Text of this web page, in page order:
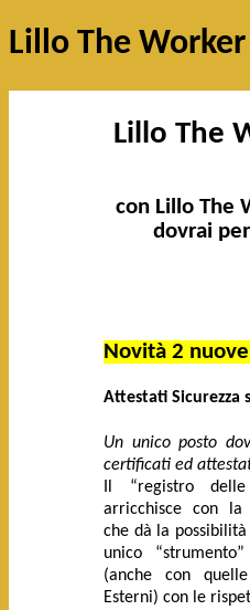
Lillo The
Lillo The
con Lillo The
dovrai
Novità 2
Attestati Sicurezza
Un unico posto
certificati ed
Il “registro
arricchisce con la
che dà la
unico
(anche con
Esterni) con le